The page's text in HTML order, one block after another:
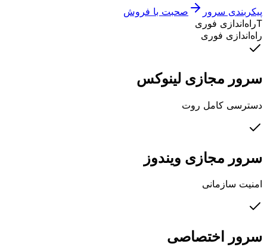
پیکربندی سرور
صحبت با فروش
Tراه‌اندازی فوری
راه‌اندازی فوری
سرور مجازی لینوکس
دسترسی کامل روت
سرور مجازی ویندوز
امنیت سازمانی
سرور اختصاصی